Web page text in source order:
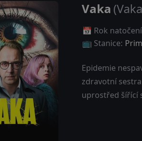
Vaka
📅 Rok
📺 Stanice:
Epidemie
zdravotní
uprostřed šířící